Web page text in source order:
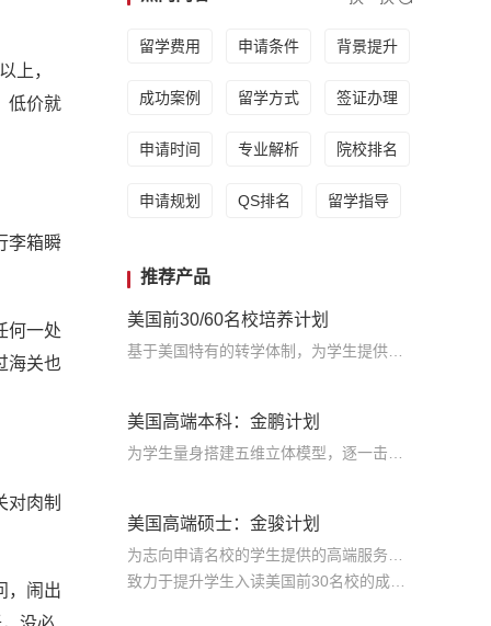
上，
低价就
李箱瞬
何一处
海关也
对肉制
，闹出
留学费用 申请条件 背景提升
成功案例 留学方式 签证办理
申请时间 专业解析 院校排名
申请规划 QS排名 留学指导
推荐产品
美国前30/60名校培养计划
美国高端本科：金鹏计划
美国高端硕士：金骏计划